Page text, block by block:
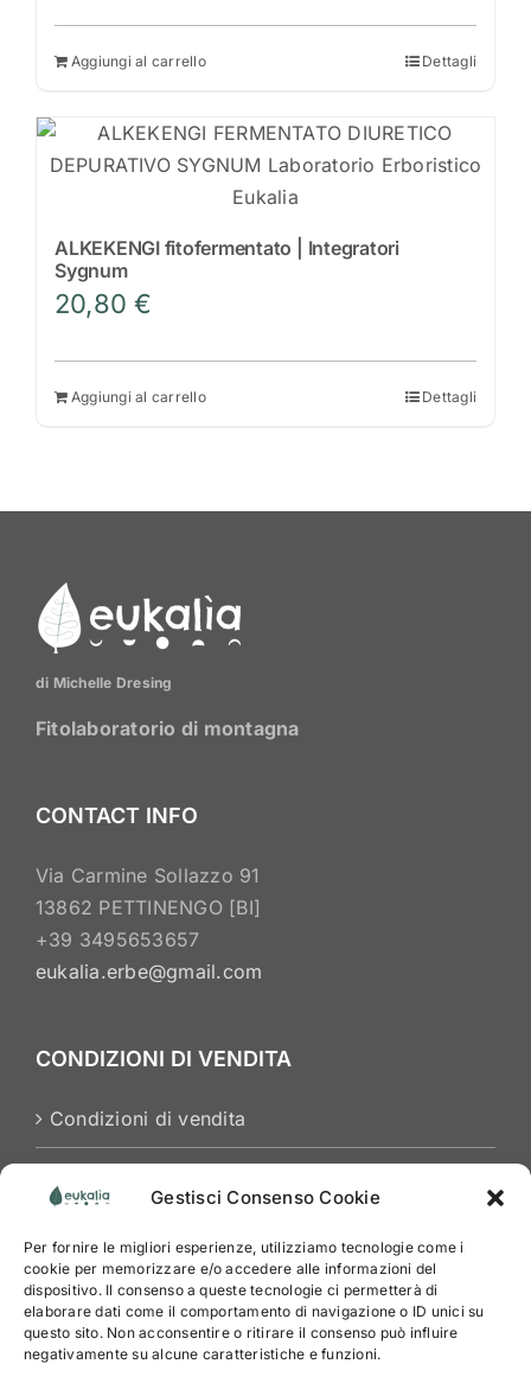
Gestisci Consenso Cookie
Per fornire le migliori esperienze, utilizziamo tecnologie come i
cookie per memorizzare e/o accedere alle informazioni del
dispositivo. Il consenso a queste tecnologie ci permetterà di
elaborare dati come il comportamento di navigazione o ID unici su
questo sito. Non acconsentire o ritirare il consenso può influire
negativamente su alcune caratteristiche e funzioni.
Aggiungi al carrello Dettagli
ALKEKENGI fitofermentato | Integratori
Sygnum
20,80€
Aggiungi al carrello Dettagli
di Michelle Dresing
Fitolaboratorio di montagna
CONTACT INFO
Via Carmine Sollazzo 91
13862 PETTINENGO [BI]
+39 3495653657
eukalia.erbe@gmail.com
CONDIZIONI DI VENDITA
Condizioni di vendita